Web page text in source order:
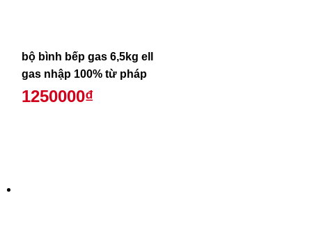
bộ bình bếp gas 6,5kg ell
gas nhập 100% từ pháp
1250000₫